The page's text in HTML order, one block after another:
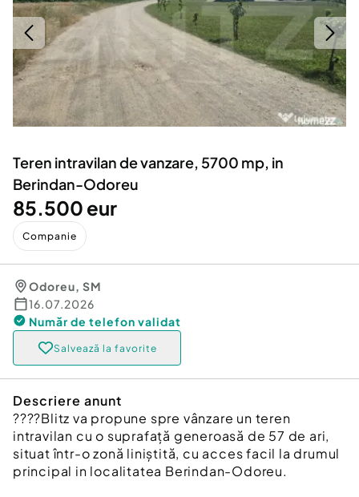
Servicii
Animale de companie
Afaceri și echipamente profesionale
Inchiriere Bunuri si Vehicule
Utilaje agricole si industriale
Piese auto si accesorii
Dacia Duster
Teren intravilan de vanzare, 5700 mp, in
Berindan-Odoreu
85.500 eur
Companie
Odoreu, SM
16.07.2026
Număr de telefon validat
Salvează la favorite
Descriere anunt
????Blitz va propune spre vânzare un teren
intravilan cu o suprafață generoasă de 57 de ari,
situat într-o zonă liniștită, cu acces facil la drumul
principal in localitatea Berindan-Odoreu.